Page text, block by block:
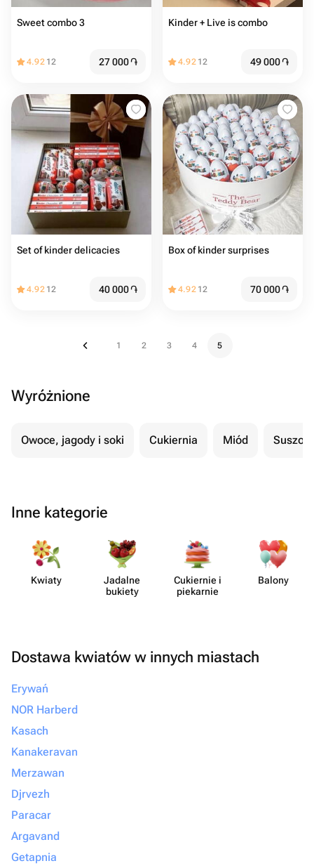
Sweet combo 3
4.92 12 27 000֏
Kinder + Live is combo
4.92 12 49 000֏
Set of kinder delicacies
4.92 12 40 000֏
Box of kinder surprises
4.92 12 70 000֏
1 2 3 4 5
Wyróżnione
Owoce, jagody i soki Cukiernia Miód
Inne kategorie
Kwiaty
Jadalne
bukiety
Cukiernie i
piekarnie
Balony
Dostawa kwiatów w innych miastach
Erywań
NOR Harberd
Kasach
Kanakeravan
Merzawan
Djrvezh
Paracar
Argavand
Getapnia